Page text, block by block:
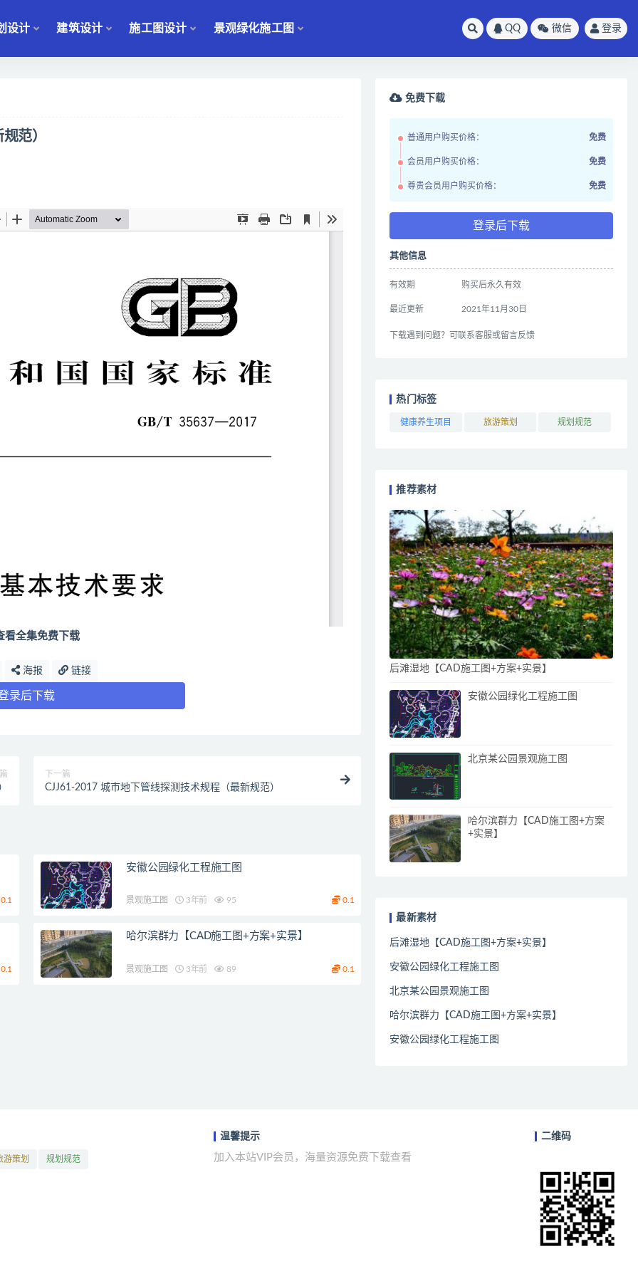
设计 建筑设计 施工图设计 景观绿化施工图 QQ 微信 登录
范）
看全集免费下载
海报 链接
录后下载
下一篇
CJJ61-2017 城市地下管线探测技术规程（最新规范）
安徽公园绿化工程施工图
景观施工图 3年前 95 0.1
哈尔滨群力【CAD施工图+方案+实景】
景观施工图 3年前 89 0.1
免费下载
普通用户购买价格： 免费
会员用户购买价格： 免费
尊贵会员用户购买价格： 免费
登录后下载
其他信息
有效期 购买后永久有效
最近更新 2021年11月30日
下载遇到问题？可联系客服或留言反馈
热门标签
健康养生项目 旅游策划 规划规范
推荐素材
后滩湿地【CAD施工图+方案+实景】
安徽公园绿化工程施工图
北京某公园景观施工图
哈尔滨群力【CAD施工图+方案
+实景】
最新素材
后滩湿地【CAD施工图+方案+实景】
安徽公园绿化工程施工图
北京某公园景观施工图
哈尔滨群力【CAD施工图+方案+实景】
安徽公园绿化工程施工图
游策划 规划规范
温馨提示
加入本站VIP会员，海量资源免费下载查看
二维码